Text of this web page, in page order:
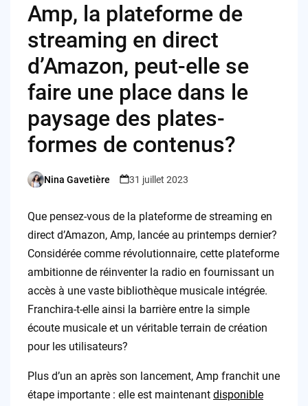
Amp, la plateforme de
streaming en direct
d’Amazon, peut-elle se
faire une place dans le
paysage des plates-
formes de contenus?
Posted
Nina Gavetière 31 juillet 2023
Que pensez-vous de la plateforme de streaming en
direct d’Amazon, Amp, lancée au printemps dernier?
Considérée comme révolutionnaire, cette plateforme
ambitionne de réinventer la radio en fournissant un
accès à une vaste bibliothèque musicale intégrée.
Franchira-t-elle ainsi la barrière entre la simple
écoute musicale et un véritable terrain de création
pour les utilisateurs?
Plus d’un an après son lancement, Amp franchit une
étape importante : elle est maintenant disponible